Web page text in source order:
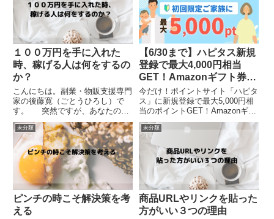
１００万円を手に入れた
時、稼げる人は何をするの
か？
こんにちは。副業・物販支援専門
家の後藤寛（ごとうひろし）で
す。 突然ですが、あなたの手
元に１００万円が入ってきたらど
うしますか？ もしあなたが全
額貯金したり、お金の一部の贅沢
として旅行や欲しいものに使おう
と考えているのなら、それは稼...
【6/30まで】ハピタス新規
登録で最大4,000円相当
GET！Amazonギフト券、
Ponta、QUOカードPayに
交換可能
今だけ！ポイントサイト「ハピタ
ス」に新規登録で最大5,000円相
当のポイントGET！Amazonギフ
ト券、Ponta、QUOカードPayに
交換可能。U-NEXT無料お試しや
クレカ発行で簡単ポイント獲得。
6月30日までの期間限定キャンペ
ーンを見逃すな！
未分類
ピンチの時こそ解決策を考
える
未分類
商品URLやリンクを貼った
方がいい３つの理由